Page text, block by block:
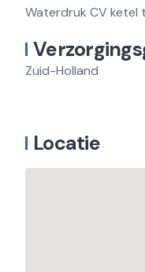
Waterdruk CV ketel
Zuid-Holland
Locatie